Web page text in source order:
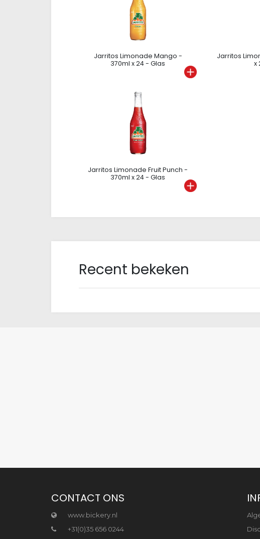
Jarritos Limonade Mango -
370ml x 24 - Glas
Jarritos
x
Jarritos Limonade Fruit Punch -
370ml x 24 - Glas
Recent bekeken
CONTACT ONS
www.bickery.nl
+31(0)35 656 0244